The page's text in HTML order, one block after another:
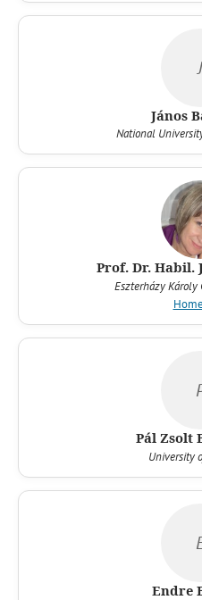
J
János
National
Prof. Dr. Habil.
Eszterházy
Pál Zsolt
University
Endre